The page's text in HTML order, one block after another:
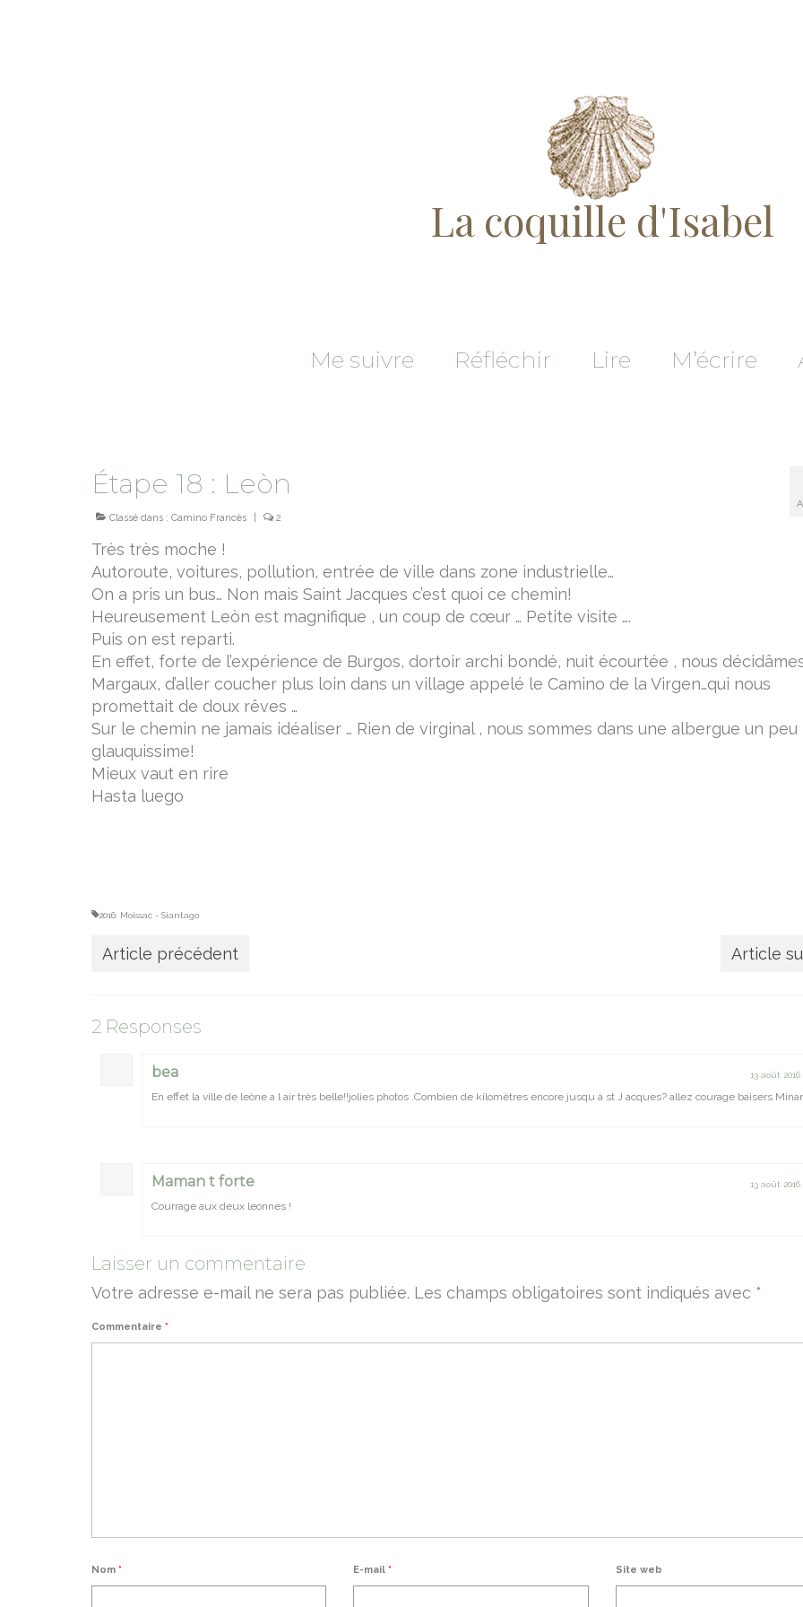
La coquille d'Isabel
Me suivre Réfléchir Lire M’écrire
Étape 18 : Leòn
Classé dans : Camino Francès 2
Très très moche !
Autoroute, voitures, pollution, entrée de ville dans zone industrielle…
On a pris un bus… Non mais Saint Jacques c’est quoi ce chemin!
Heureusement Leòn est magnifique , un coup de cœur … Petite visite ….
Puis on est reparti.
En effet, forte de l’expérience de Burgos, dortoir archi bondé, nuit écourtée , nous
Margaux, d’aller coucher plus loin dans un village appelé le Camino de la Virgen…qui nous
promettait de doux rêves …
Sur le chemin ne jamais idéaliser … Rien de virginal , nous sommes dans une albergue un peu
glauquissime!
Mieux vaut en rire
Hasta luego
2016: Moissac - Siantago
Article précédent Article
2 Responses
bea 13 août 2016
En effet la ville de leòne a l air très belle!!jolies photos .Combien de kilomètres encore jusqu à st J acques? allez courage baisers
Maman t forte 13 août 2016
Courrage aux deux leonnes !
Laisser un commentaire
Votre adresse e-mail ne sera pas publiée. Les champs obligatoires sont indiqués avec *
Commentaire *
Nom * E-mail* Site web